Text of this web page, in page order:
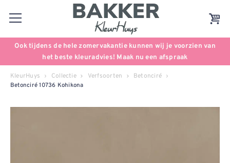
Ook tijdens de hele zomervakantie kunnen wij je voorzien van
het beste kleuradvies! Maak nu een afspraak
KleurHuys Collectie Verfsoorten Betonciré
Betonciré 10736 Kohikona